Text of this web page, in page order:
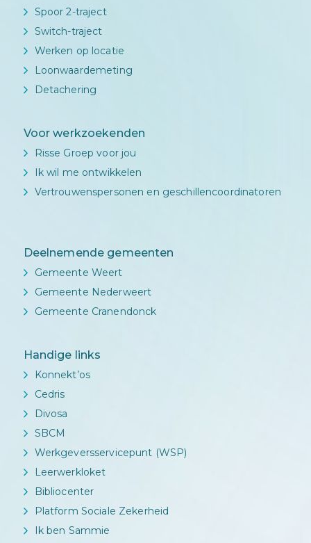
Spoor 2-traject
Switch-traject
Werken op locatie
Loonwaardemeting
Detachering
Voor werkzoekenden
Risse Groep voor jou
Ik wil me ontwikkelen
Vertrouwenspersonen en geschillencoordinatoren
Deelnemende gemeenten
Gemeente Weert
Gemeente Nederweert
Gemeente Cranendonck
Handige links
Konnekt’os
Cedris
Divosa
SBCM
Werkgeversservicepunt (WSP)
Leerwerkloket
Bibliocenter
Platform Sociale Zekerheid
Ik ben Sammie